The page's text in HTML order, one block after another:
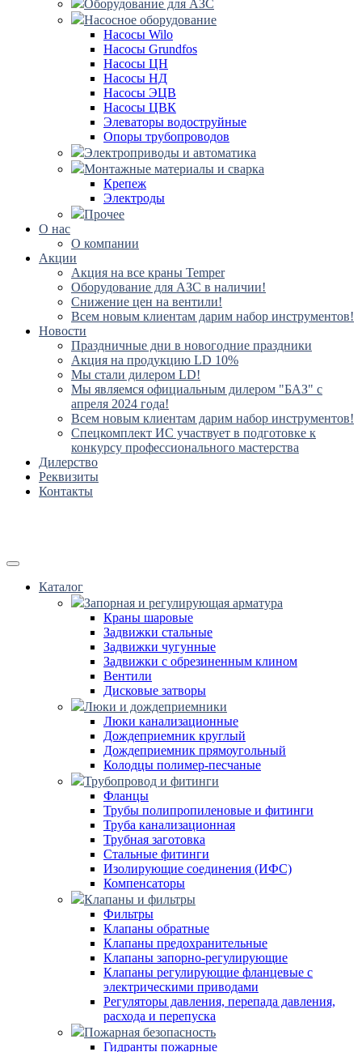
Оборудование для АЗС
Насосное оборудование
Насосы Wilo
Насосы Grundfos
Насосы ЦН
Насосы НД
Насосы ЭЦВ
Насосы ЦВК
Элеваторы водоструйные
Опоры трубопроводов
Электроприводы и автоматика
Монтажные материалы и сварка
Крепеж
Электроды
Прочее
О нас
О компании
Акции
Акция на все краны Temper
Оборудование для АЗС в наличии!
Снижение цен на вентили!
Всем новым клиентам дарим набор инструментов!
Новости
Праздничные дни в новогодние праздники
Акция на продукцию LD 10%
Мы стали дилером LD!
Мы являемся официальным дилером "БАЗ" с
апреля 2024 года!
Всем новым клиентам дарим набор инструментов!
Спецкомплект ИС участвует в подготовке к
конкурсу профессионального мастерства
Дилерство
Реквизиты
Контакты
Каталог
Запорная и регулирующая арматура
Краны шаровые
Задвижки стальные
Задвижки чугунные
Задвижки с обрезиненным клином
Вентили
Дисковые затворы
Люки и дождеприемники
Люки канализационные
Дождеприемник круглый
Дождеприемник прямоугольный
Колодцы полимер-песчаные
Трубопровод и фитинги
Фланцы
Трубы полипропиленовые и фитинги
Труба канализационная
Трубная заготовка
Стальные фитинги
Изолирующие соединения (ИФС)
Компенсаторы
Клапаны и фильтры
Фильтры
Клапаны обратные
Клапаны предохранительные
Клапаны запорно-регулирующие
Клапаны регулирующие фланцевые с
электрическими приводами
Регуляторы давления, перепада давления,
расхода и перепуска
Пожарная безопасность
Гидранты пожарные